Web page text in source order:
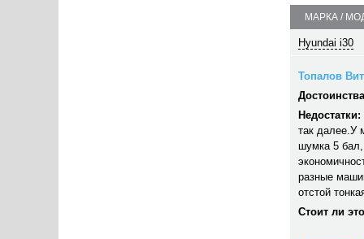
МАРКА /
Hyundai i30
Топалов
Недостатки:
так далее.У
шумка 5 бал,
разные
отстой
Стоит ли